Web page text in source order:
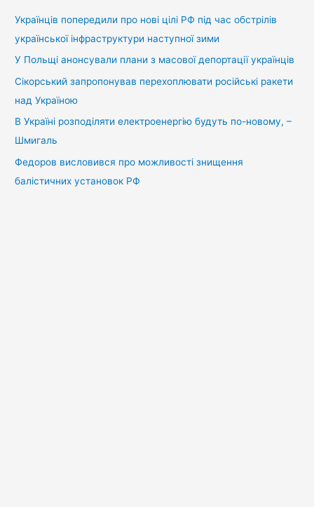
:Українців попередили про нові цілі РФ під час обстрілів
української інфраструктури наступної зими
У Польщі анонсували плани з масової депортації українців
Сікорський запропонував перехоплювати російські ракети
над Україною
В Україні розподіляти електроенергію будуть по-новому, –
Шмигаль
Федоров висловився про можливості знищення
балістичних установок РФ